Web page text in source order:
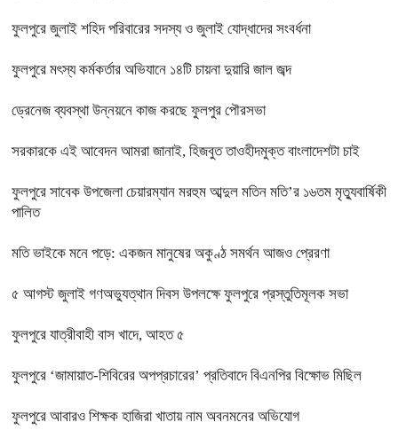
ফুলপুরে জুলাই শহিদ পরিবারের সদস্য ও জুলাই যোদ্ধাদের সংবর্ধনা
ফুলপুরে মৎস্য কর্মকর্তার অভিযানে ১৪টি চায়না দুয়ারি জাল জব্দ
ড্রেনেজ ব্যবস্থা উন্নয়নে কাজ করছে ফুলপুর পৌরসভা
সরকারকে এই আবেদন আমরা জানাই, হিজবুত তাওহীদমুক্ত বাংলাদেশটা চাই
ফুলপুরে সাবেক উপজেলা চেয়ারম্যান মরহুম আব্দুল মতিন মতি’র ১৬তম মৃত্যুবার্ষিকী
পালিত
মতি ভাইকে মনে পড়ে: একজন মানুষের অকুণ্ঠ সমর্থন আজও প্রেরণা
৫ আগস্ট জুলাই গণঅভ্যুত্থান দিবস উপলক্ষে ফুলপুরে প্রস্তুতিমূলক সভা
ফুলপুরে যাত্রীবাহী বাস খাদে, আহত ৫
ফুলপুরে ‘জামায়াত-শিবিরের অপপ্রচারের’ প্রতিবাদে বিএনপির বিক্ষোভ মিছিল
ফুলপুরে আবারও শিক্ষক হাজিরা খাতায় নাম অবনমনের অভিযোগ